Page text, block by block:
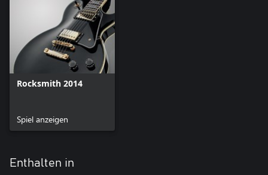
Rocksmith 2014
Spiel anzeigen
Enthalten in